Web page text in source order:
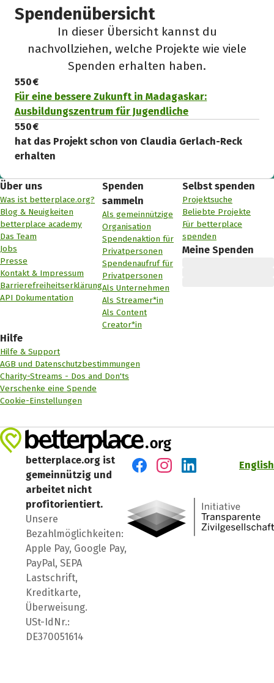
Spendenübersicht
In dieser Übersicht kannst du
nachvollziehen, welche Projekte wie viele
Spenden erhalten haben.
550 €
Für eine bessere Zukunft in Madagaskar:
Ausbildungszentrum für Jugendliche
550 €
hat das Projekt schon von Claudia Gerlach-Reck
erhalten
Über uns
Was ist betterplace.org?
Blog & Neuigkeiten
betterplace academy
Das Team
Jobs
Presse
Kontakt & Impressum
Barrierefreiheitserklärung
API Dokumentation
Spenden
sammeln
Als gemeinnützige
Organisation
Spendenaktion für
Privatpersonen
Spendenaufruf für
Privatpersonen
Als Unternehmen
Als Streamer*in
Als Content
Creator*in
Selbst spenden
Projektsuche
Beliebte Projekte
Für betterplace
spenden
Meine Spenden
Hilfe
Hilfe & Support
AGB und Datenschutzbestimmungen
Charity-Streams - Dos and Don'ts
Verschenke eine Spende
Cookie-Einstellungen
betterplace.org ist
gemeinnützig und
arbeitet nicht
profitorientiert.
Unsere
Bezahlmöglichkeiten:
Apple Pay, Google Pay,
PayPal, SEPA
Lastschrift,
Kreditkarte,
Überweisung.
USt-IdNr.:
DE370051614
English